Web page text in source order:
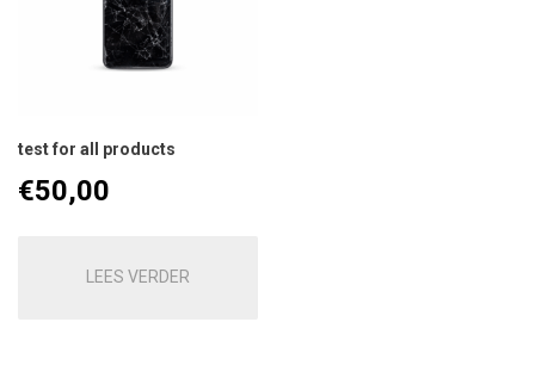
test for all products
€50,00
LEES VERDER